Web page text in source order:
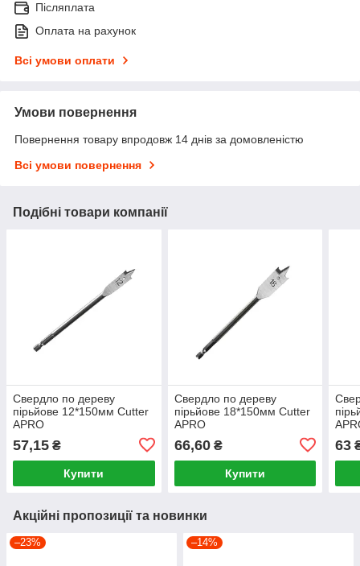
Післяплата
Оплата на рахунок
Всі умови оплати
Умови повернення
Повернення товару впродовж 14 днів за домовленістю
Всі умови повернення
Подібні товари компанії
Свердло по дереву
пірьйове 12*150мм Cutter
APRO
57,15 ₴
Купити
Свердло по дереву
пірьйове 18*150мм Cutter
APRO
66,60₴
Купити
63
Акційні пропозиції та новинки
–23% –14%